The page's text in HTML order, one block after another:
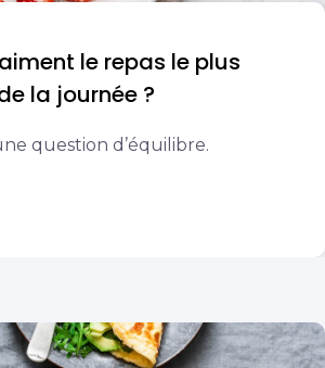
le repas le plus
la journée ?
question d’équilibre.